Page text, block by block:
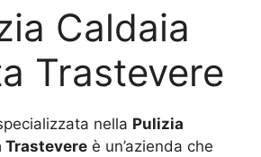
Caldaia
Trastevere
nella Pulizia
Trastevere è un’azienda che